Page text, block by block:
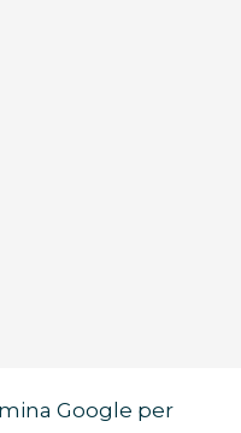
Google per